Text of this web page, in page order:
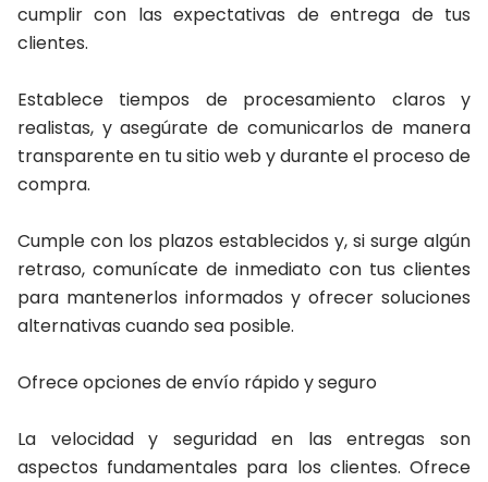
cumplir con las expectativas de entrega de tus
clientes.
Establece tiempos de procesamiento claros y
realistas, y asegúrate de comunicarlos de manera
transparente en tu sitio web y durante el proceso de
compra.
Cumple con los plazos establecidos y, si surge algún
retraso, comunícate de inmediato con tus clientes
para mantenerlos informados y ofrecer soluciones
alternativas cuando sea posible.
Ofrece opciones de envío rápido y seguro
La velocidad y seguridad en las entregas son
aspectos fundamentales para los clientes. Ofrece